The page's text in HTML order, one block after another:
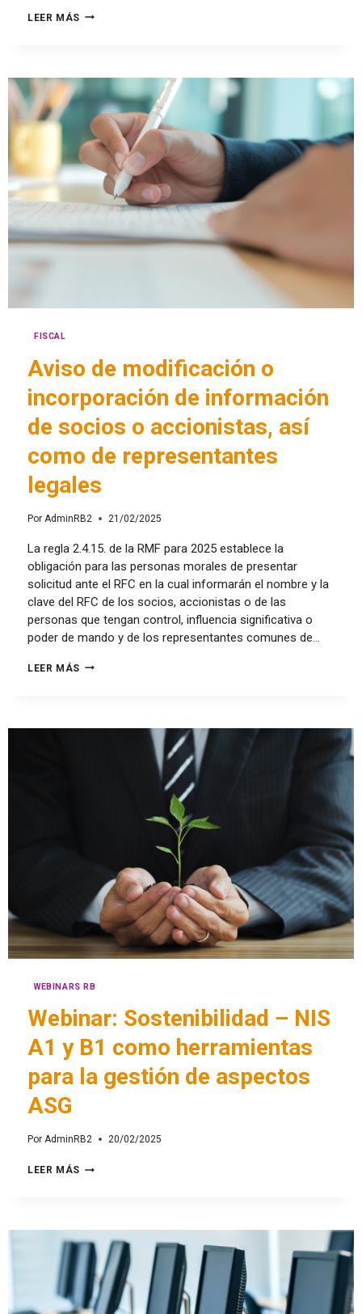
LEER MÁS
FISCAL
Aviso de modificación o
incorporación de información
de socios o accionistas, así
como de representantes
legales
Por AdminRB2 21/02/2025
La regla 2.4.15. de la RMF para 2025 establece la
obligación para las personas morales de presentar
solicitud ante el RFC en la cual informarán el nombre y la
clave del RFC de los socios, accionistas o de las
personas que tengan control, influencia significativa o
poder de mando y de los representantes comunes de…
LEER MÁS
WEBINARS RB
Webinar: Sostenibilidad – NIS
A1 y B1 como herramientas
para la gestión de aspectos
ASG
Por AdminRB2 20/02/2025
LEER MÁS